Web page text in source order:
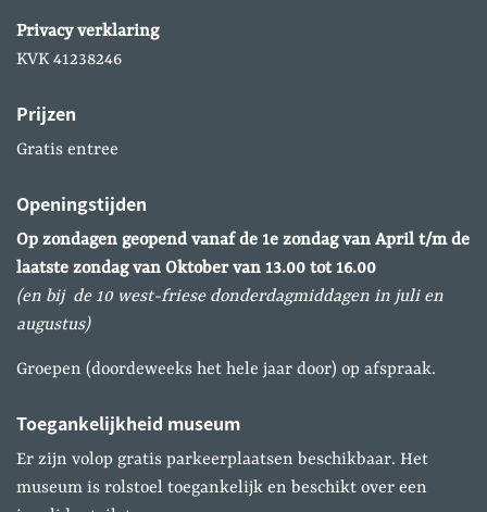
Privacy verklaring
KVK 41238246
Prijzen
Gratis entree
Openingstijden
Op zondagen geopend vanaf de 1e zondag van April t/m de
laatste zondag van Oktober van 13.00 tot 16.00
(en bij de 10 west-friese donderdagmiddagen in juli en
augustus)
Groepen (doordeweeks het hele jaar door) op afspraak.
Toegankelijkheid museum
Er zijn volop gratis parkeerplaatsen beschikbaar. Het
museum is rolstoel toegankelijk en beschikt over een